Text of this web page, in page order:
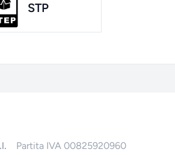
STP
Partita IVA 00825920960